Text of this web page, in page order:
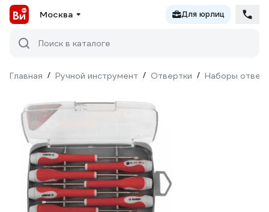
Москва Для юрлиц
Поиск в каталоге
Главная / Ручной инструмент / Отвертки / Наборы